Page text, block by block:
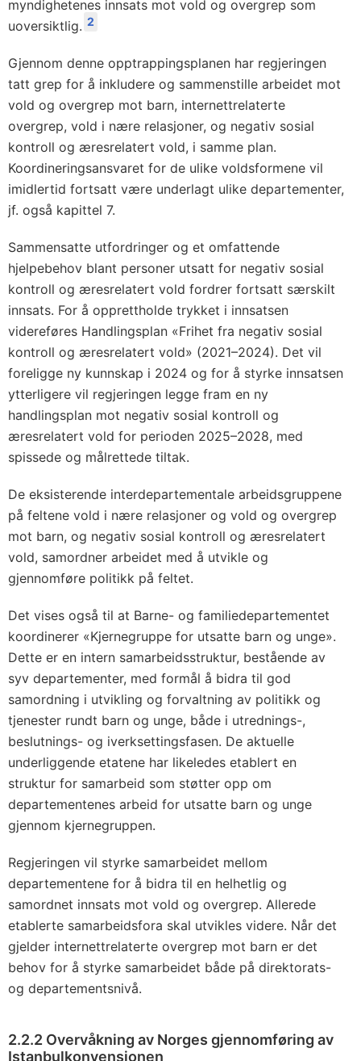
myndighetenes innsats mot vold og overgrep som
uoversiktlig. 2
Gjennom denne opptrappingsplanen har regjeringen
tatt grep for å inkludere og sammenstille arbeidet mot
vold og overgrep mot barn, internettrelaterte
overgrep, vold i nære relasjoner, og negativ sosial
kontroll og æresrelatert vold, i samme plan.
Koordineringsansvaret for de ulike voldsformene vil
imidlertid fortsatt være underlagt ulike departementer,
jf. også kapittel 7.
Sammensatte utfordringer og et omfattende
hjelpebehov blant personer utsatt for negativ sosial
kontroll og æresrelatert vold fordrer fortsatt særskilt
innsats. For å opprettholde trykket i innsatsen
videreføres Handlingsplan «Frihet fra negativ sosial
kontroll og æresrelatert vold» (2021–2024). Det vil
foreligge ny kunnskap i 2024 og for å styrke innsatsen
ytterligere vil regjeringen legge fram en ny
handlingsplan mot negativ sosial kontroll og
æresrelatert vold for perioden 2025–2028, med
spissede og målrettede tiltak.
De eksisterende interdepartementale arbeidsgruppene
på feltene vold i nære relasjoner og vold og overgrep
mot barn, og negativ sosial kontroll og æresrelatert
vold, samordner arbeidet med å utvikle og
gjennomføre politikk på feltet.
Det vises også til at Barne- og familiedepartementet
koordinerer «Kjernegruppe for utsatte barn og unge».
Dette er en intern samarbeidsstruktur, bestående av
syv departementer, med formål å bidra til god
samordning i utvikling og forvaltning av politikk og
tjenester rundt barn og unge, både i utrednings-,
beslutnings- og iverksettingsfasen. De aktuelle
underliggende etatene har likeledes etablert en
struktur for samarbeid som støtter opp om
departementenes arbeid for utsatte barn og unge
gjennom kjernegruppen.
Regjeringen vil styrke samarbeidet mellom
departementene for å bidra til en helhetlig og
samordnet innsats mot vold og overgrep. Allerede
etablerte samarbeidsfora skal utvikles videre. Når det
gjelder internettrelaterte overgrep mot barn er det
behov for å styrke samarbeidet både på direktorats-
og departementsnivå.
2.2.2 Overvåkning av Norges gjennomføring av
Istanbulkonvensjonen